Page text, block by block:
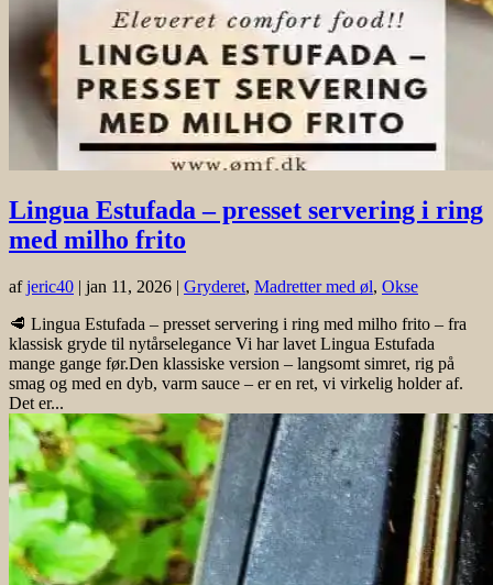
Lingua Estufada – presset servering i ring
med milho frito
afjeric40 | jan 11, 2026 | Gryderet, Madretter med øl, Okse
🥩 Lingua Estufada – presset servering i ring med milho frito – fra
klassisk gryde til nytårselegance Vi har lavet Lingua Estufada
mange gange før.Den klassiske version – langsomt simret, rig på
smag og med en dyb, varm sauce – er en ret, vi virkelig holder af.
Det er...